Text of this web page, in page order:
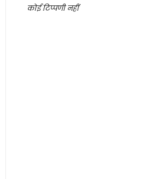
कोई टिप्पणी नहीं